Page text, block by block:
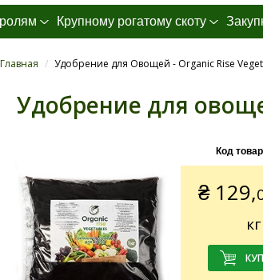
Крупному рогатому скоту
Главная / Удобрение для Овощей - Organic Rise
Удобрение для
Код
₴ 129,
кг